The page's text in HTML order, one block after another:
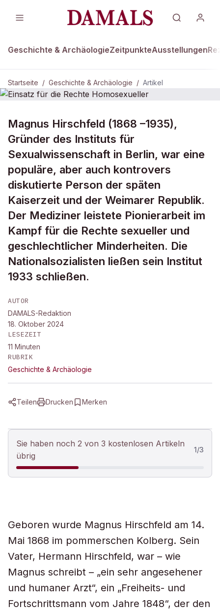
Geschichte & ArchäologieZeitpunkteAusstellungen
Startseite / Geschichte & Archäologie / Artikel
GESCHICHTE & ARCHÄOLOGIE
Einsatz für die Rechte
Homosexueller
Magnus Hirschfeld (1868 –1935),
Gründer des Instituts für
Sexualwissenschaft in Berlin, war eine
populäre, aber auch kontrovers
diskutierte Person der späten
Kaiserzeit und der Weimarer Republik.
Der Mediziner leistete Pionierarbeit im
Kampf für die Rechte sexueller und
geschlechtlicher Minderheiten. Die
Nationalsozialisten ließen sein Institut
1933 schließen.
AUTOR
DAMALS-Redaktion
18. Oktober 2024
LESEZEIT
11 Minuten
RUBRIK
Geschichte & Archäologie
Teilen Drucken Merken
Sie haben noch 2 von 3 kostenlosen Artikeln
übrig
1/3
Geboren wurde Magnus Hirschfeld am 14.
Mai 1868 im pommerschen Kolberg. Sein
Vater, Hermann Hirschfeld, war – wie
Magnus schreibt – „ein sehr angesehener
und humaner Arzt“, ein „Freiheits- und
Fortschrittsmann vom Jahre 1848“, der den